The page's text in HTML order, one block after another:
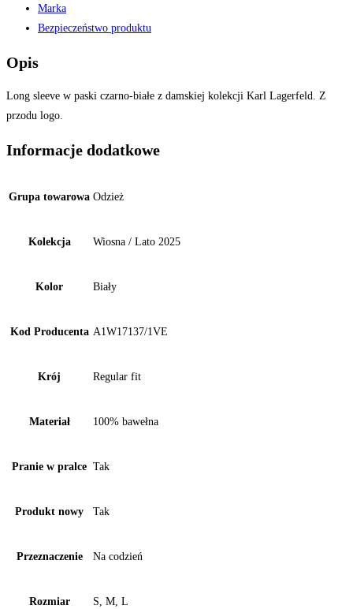
Marka
Bezpieczeństwo produktu
Opis
Long sleeve w paski czarno-białe z damskiej kolekcji Karl Lagerfeld. Z
przodu logo.
Informacje dodatkowe
Grupa towarowa Odzież
Kolekcja Wiosna / Lato 2025
Kolor Biały
Kod Producenta A1W17137/1VE
Krój Regular fit
Materiał 100% bawełna
Pranie w pralce Tak
Produkt nowy Tak
Przeznaczenie Na codzień
Rozmiar S, M, L